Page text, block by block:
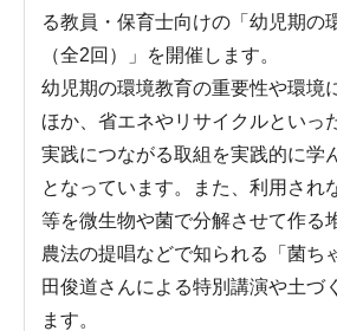
る教員・保育士向けの「幼児期の
（全2回）」を開催します。
幼児期の環境教育の重要性や環境
ほか、省エネやリサイクルといっ
実践につながる取組を実践的に学
となっています。また、利用され
等を微生物や菌で分解させて作る
農法の提唱などで知られる「菌ち
田俊道さんによる特別講演や土づ
ます。